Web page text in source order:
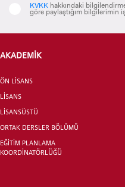
ADAY
INTERNATIONAL
KVKK hakkındaki
göre paylaştığım bilgilerimin
AKADEMİK
ÖN LİSANS
LİSANS
LİSANSÜSTÜ
ORTAK DERSLER BÖLÜMÜ
EĞİTİM PLANLAMA
KOORDİNATÖRLÜĞÜ